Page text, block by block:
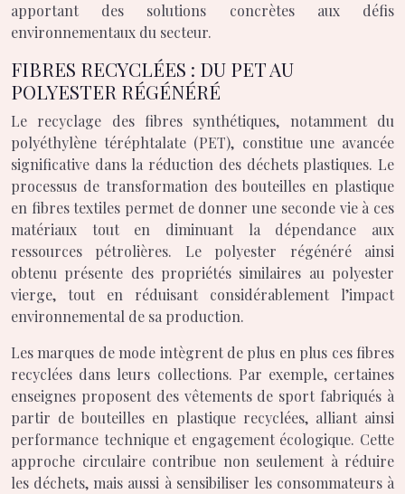
apportant des solutions concrètes aux défis
environnementaux du secteur.
FIBRES RECYCLÉES : DU PET AU
POLYESTER RÉGÉNÉRÉ
Le recyclage des fibres synthétiques, notamment du
polyéthylène téréphtalate (PET), constitue une avancée
significative dans la réduction des déchets plastiques. Le
processus de transformation des bouteilles en plastique
en fibres textiles permet de donner une seconde vie à ces
matériaux tout en diminuant la dépendance aux
ressources pétrolières. Le polyester régénéré ainsi
obtenu présente des propriétés similaires au polyester
vierge, tout en réduisant considérablement l’impact
environnemental de sa production.
Les marques de mode intègrent de plus en plus ces fibres
recyclées dans leurs collections. Par exemple, certaines
enseignes proposent des vêtements de sport fabriqués à
partir de bouteilles en plastique recyclées, alliant ainsi
performance technique et engagement écologique. Cette
approche circulaire contribue non seulement à réduire
les déchets, mais aussi à sensibiliser les consommateurs à